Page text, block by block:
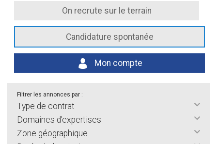
On recrute sur le terrain
Candidature spontanée
Mon compte
Filtrer les annonces par :
Type de contrat
Domaines d'expertises
Zone géographique